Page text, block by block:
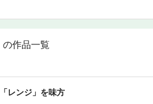
の作品一覧
レンジ」を味方